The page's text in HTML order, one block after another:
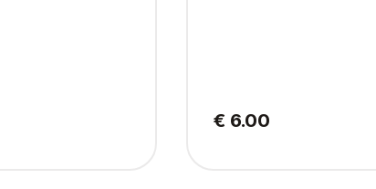
€ 6.00